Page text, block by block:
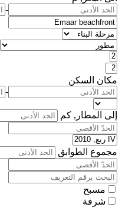
-
مكان السكن
-
إلى المطار, كم
مجموع الطوابق
مسبح
شرفة